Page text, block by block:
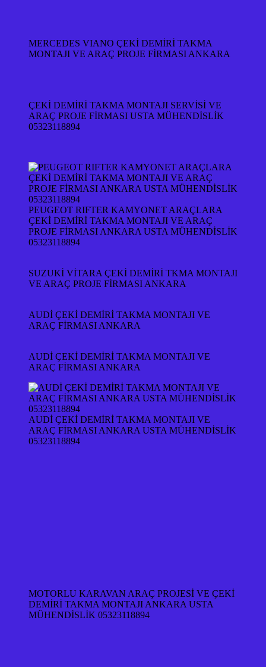
MERCEDES VIANO ÇEKİ DEMİRİ TAKMA
MONTAJI VE ARAÇ PROJE FİRMASI ANKARA
ÇEKİ DEMİRİ TAKMA MONTAJI SERVİSİ VE
ARAÇ PROJE FİRMASI USTA MÜHENDİSLİK
05323118894
PEUGEOT RIFTER KAMYONET ARAÇLARA
ÇEKİ DEMİRİ TAKMA MONTAJI VE ARAÇ
PROJE FİRMASI ANKARA USTA MÜHENDİSLİK
05323118894
SUZUKİ VİTARA ÇEKİ DEMİRİ TKMA MONTAJI
VE ARAÇ PROJE FİRMASI ANKARA
AUDİ ÇEKİ DEMİRİ TAKMA MONTAJI VE
ARAÇ FİRMASI ANKARA
AUDİ ÇEKİ DEMİRİ TAKMA MONTAJI VE
ARAÇ FİRMASI ANKARA
AUDİ ÇEKİ DEMİRİ TAKMA MONTAJI VE
ARAÇ FİRMASI ANKARA USTA MÜHENDİSLİK
05323118894
MOTORLU KARAVAN ARAÇ PROJESİ VE ÇEKİ
DEMİRİ TAKMA MONTAJI ANKARA USTA
MÜHENDİSLİK 05323118894